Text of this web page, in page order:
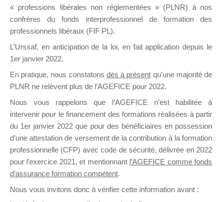
DE
Groupe Public
il y a 3 heures
Ce groupe est destiné aux Organismes de
« professions libérales non réglementées » (PLNR) à nos
confrères du fonds interprofessionnel de formation des
professionnels libéraux (FIF PL).
L’Urssaf, en anticipation de la loi, en fait application depuis le
1er janvier 2022.
En pratique, nous constatons dès à présent qu’une majorité de
PLNR ne relèvent plus de l’AGEFICE pour 2022.
Nous vous rappelons que l’AGEFICE n’est habilitée à
intervenir pour le financement des formations réalisées à partir
du 1er janvier 2022 que pour des bénéficiaires en possession
d’une attestation de versement de la contribution à la formation
professionnelle (CFP) avec code de sécurité, délivrée en 2022
pour l’exercice 2021, et mentionnant l’AGEFICE comme fonds
d’assurance formation compétent.
Nous vous invitons donc à vérifier cette information avant :